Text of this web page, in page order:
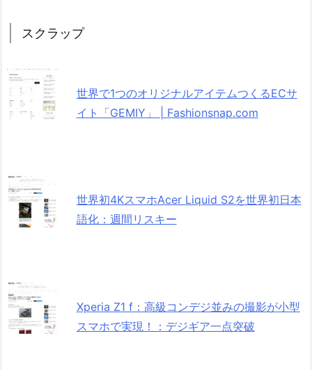
スクラップ
世界で1つのオリジナルアイテムつくるECサ
イト「GEMIY」 | Fashionsnap.com
世界初4KスマホAcer Liquid S2を世界初日本
語化：週間リスキー
Xperia Z1 f：高級コンデジ並みの撮影が小型
スマホで実現！：デジギア一点突破